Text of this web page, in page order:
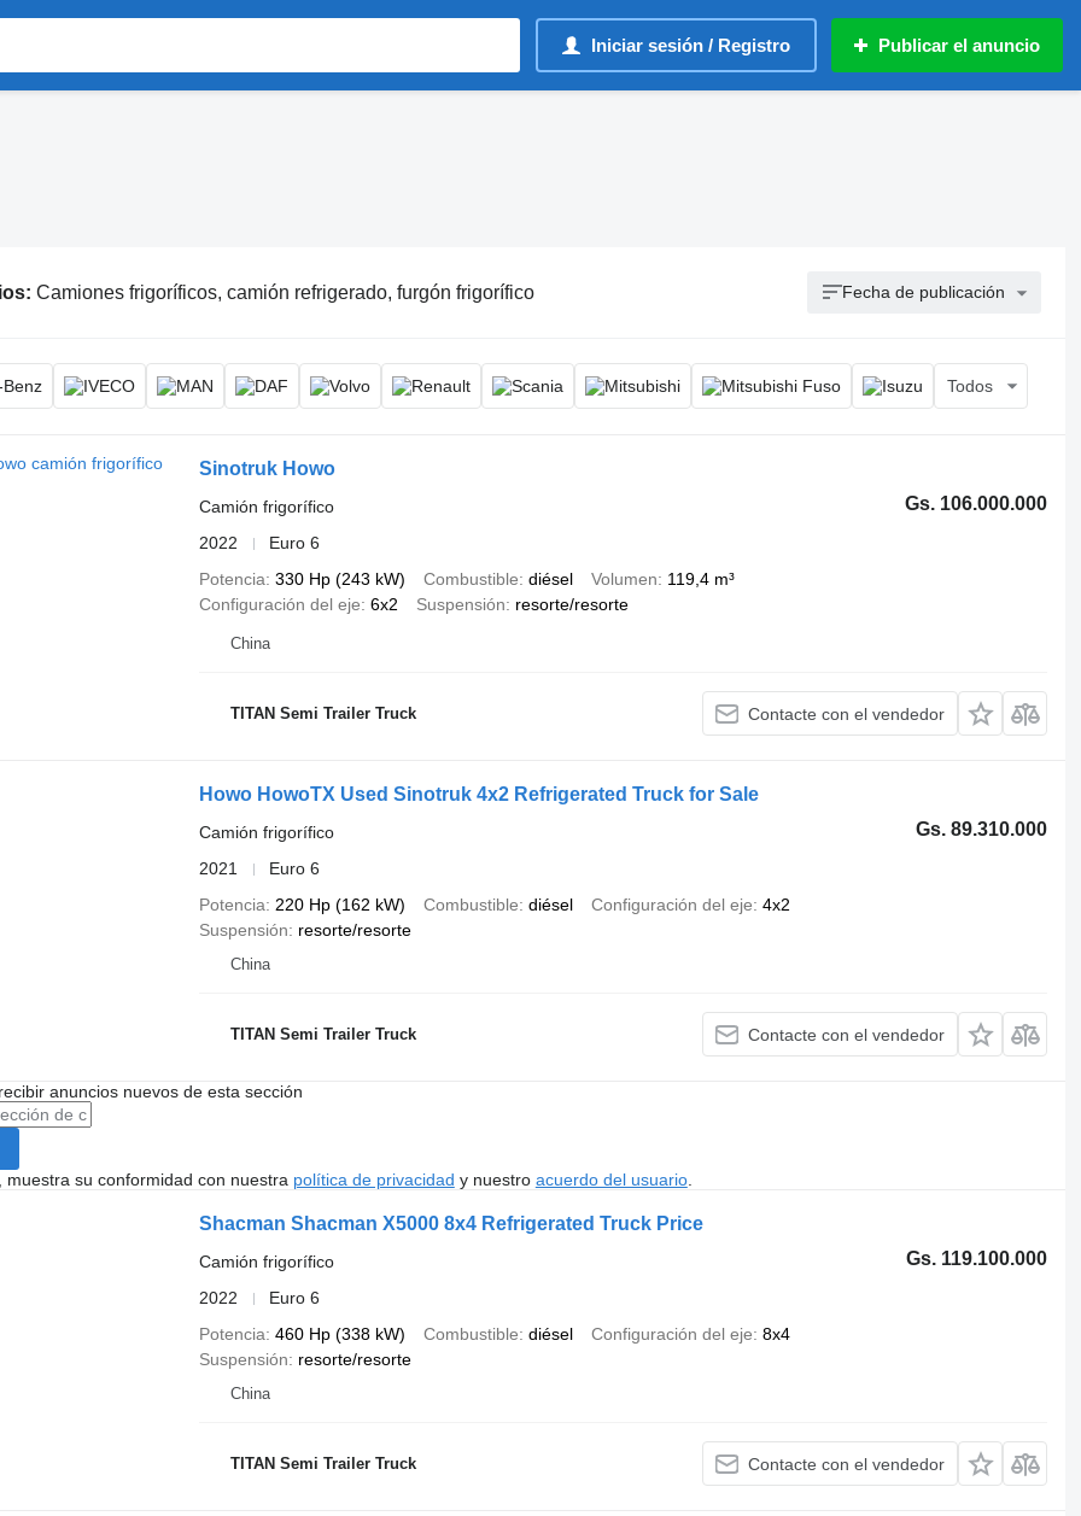
Iniciar sesión / Registro Publicar el anuncio
Camiones frigoríficos, camión refrigerado, furgón frigorífico Fecha de publicación
Todos
Sinotruk Howo
Gs. 106.000.000
Camión frigorífico
2022
Euro 6
Potencia 330 Hp (243 kW) Combustible diésel Volumen
119,4 m³
Configuración del eje 6x2 Suspensión resorte/resorte
China
TITAN Semi Trailer Truck Contacte con el vendedor
Howo HowoTX Used Sinotruk 4x2 Refrigerated Truck for Sale
Gs. 89.310.000
Camión frigorífico
2021
Euro 6
Potencia
220 Hp (162 kW) Combustible diésel Configuración del eje 4x2
Suspensión
resorte/resorte
China
TITAN Semi Trailer Truck Contacte con el vendedor
anuncios nuevos de esta sección
muestra su conformidad con nuestra política de privacidad y nuestro acuerdo del usuario.
Shacman Shacman X5000 8x4 Refrigerated Truck Price
Gs. 119.100.000
Camión frigorífico
2022
Euro 6
Potencia 460 Hp (338 kW) Combustible diésel Configuración del eje 8x4
Suspensión
resorte/resorte
China
TITAN Semi Trailer Truck Contacte con el vendedor